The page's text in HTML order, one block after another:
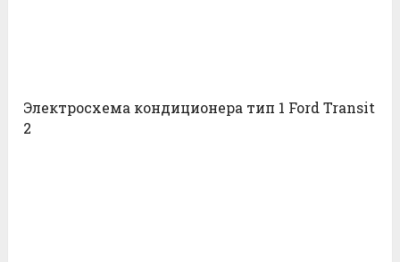
Электросхема кондиционера тип 1 Ford Transit
2